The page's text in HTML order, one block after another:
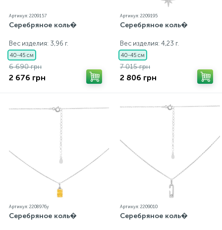
Артикул: 2209157
Серебряное коль�
Вес изделия: 3,96 г.
40-45 см
6 690 грн
2 676 грн
Артикул: 2209195
Серебряное коль�
Вес изделия: 4,23 г.
40-45 см
7 015 грн
2 806 грн
Артикул: 2208976y
Серебряное коль�
Артикул: 2209010
Серебряное коль�